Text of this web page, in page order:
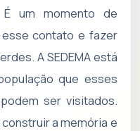
É um momento de
contato e fazer
A SEDEMA está
que esses
ser visitados.
a memória e